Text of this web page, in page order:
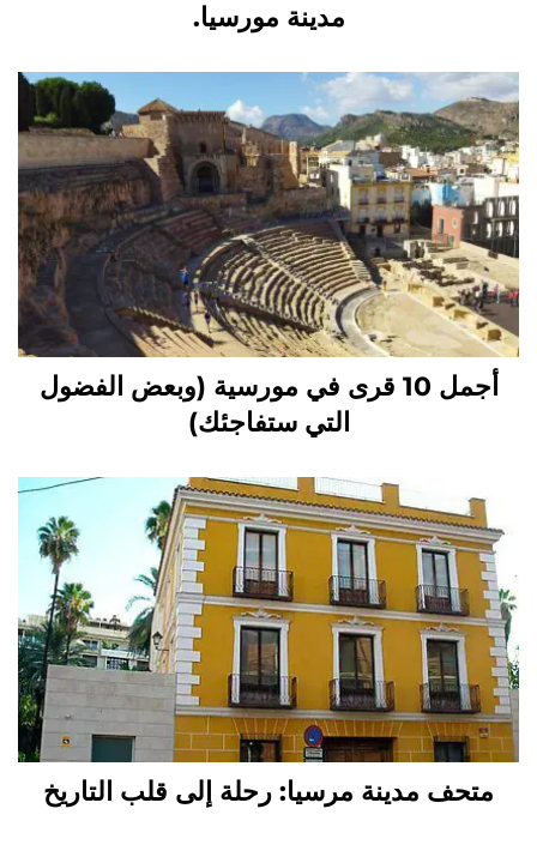
مدينة مورسيا.
أجمل 10 قرى في مورسية (وبعض الفضول
التي ستفاجئك)
متحف مدينة مرسيا: رحلة إلى قلب التاريخ